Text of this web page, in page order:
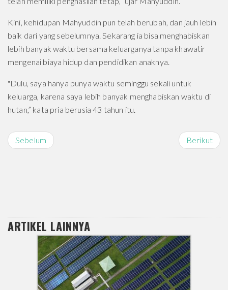
Kini, kehidupan Mahyuddin pun telah berubah, dan jauh lebih
baik dari yang sebelumnya. Sekarang ia bisa menghabiskan
lebih banyak waktu bersama keluarganya tanpa khawatir
mengenai biaya hidup dan pendidikan anaknya.
"Dulu, saya hanya punya waktu seminggu sekali untuk
keluarga, karena saya lebih banyak menghabiskan waktu di
hutan,” kata pria berusia 43 tahun itu.
Sebelum Berikut
ARTIKEL LAINNYA